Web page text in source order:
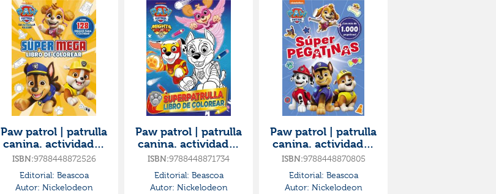
Paw patrol | patrulla
canina. actividades
- súper mega libro
ISBN:9788448872526
Editorial: Beascoa
Autor: Nickelodeon
Paw patrol | patrulla
canina. actividades
- superpatrulla. libro
ISBN:9788448871734
Editorial: Beascoa
Autor: Nickelodeon
Paw patrol | patrulla
canina. actividades
- súper pegatinas.
ISBN:9788448870805
Editorial: Beascoa
Autor: Nickelodeon